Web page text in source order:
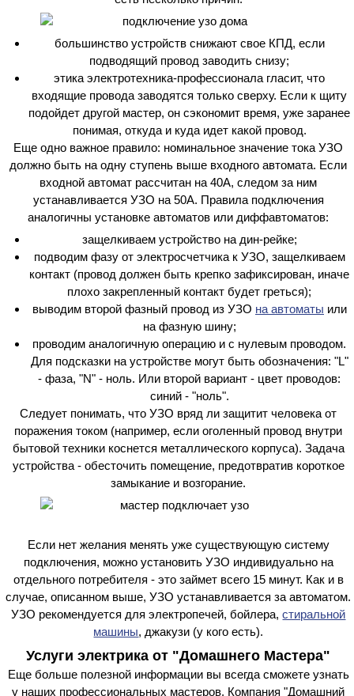
большинство устройств снижают свое КПД, если
подводящий провод заводить снизу;
этика электротехника-профессионала гласит, что
входящие провода заводятся только сверху. Если к щиту
подойдет другой мастер, он сэкономит время, уже заранее
понимая, откуда и куда идет какой провод.
Еще одно важное правило: номинальное значение тока УЗО
должно быть на одну ступень выше входного автомата. Если
входной автомат рассчитан на 40А, следом за ним
устанавливается УЗО на 50А. Правила подключения
аналогичны установке автоматов или диффавтоматов:
защелкиваем устройство на дин-рейке;
подводим фазу от электросчетчика к УЗО, защелкиваем
контакт (провод должен быть крепко зафиксирован, иначе
плохо закрепленный контакт будет греться);
выводим второй фазный провод из УЗО на автоматы или
на фазную шину;
проводим аналогичную операцию и с нулевым проводом.
Для подсказки на устройстве могут быть обозначения: "L"
- фаза, "N" - ноль. Или второй вариант - цвет проводов:
синий - "ноль".
Следует понимать, что УЗО вряд ли защитит человека от
поражения током (например, если оголенный провод внутри
бытовой техники коснется металлического корпуса). Задача
устройства - обесточить помещение, предотвратив короткое
замыкание и возгорание.
Если нет желания менять уже существующую систему
подключения, можно установить УЗО индивидуально на
отдельного потребителя - это займет всего 15 минут. Как и в
случае, описанном выше, УЗО устанавливается за автоматом.
УЗО рекомендуется для электропечей, бойлера,стиральной
машины, джакузи (у кого есть).
Услуги электрика от "Домашнего Мастера"
Еще больше полезной информации вы всегда сможете узнать
у наших профессиональных мастеров. Компания "Домашний